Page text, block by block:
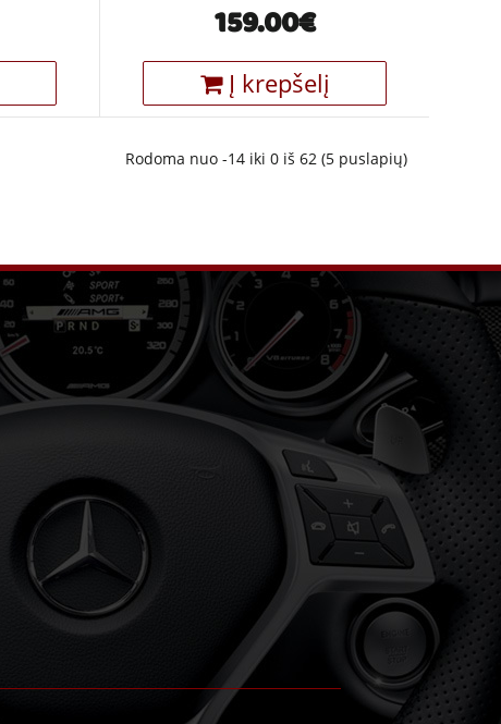
159.00€
Į krepšelį
Rodoma nuo -14 iki 0 iš 62 (5 puslapių)